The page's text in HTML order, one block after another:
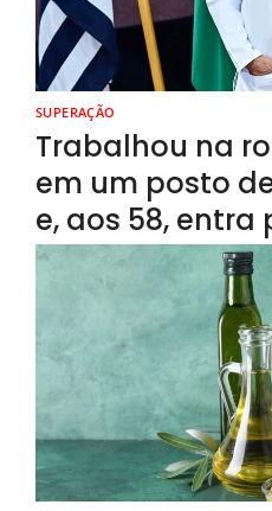
SUPERAÇÃO
Trabalhou na
em um posto
e, aos 58, entra